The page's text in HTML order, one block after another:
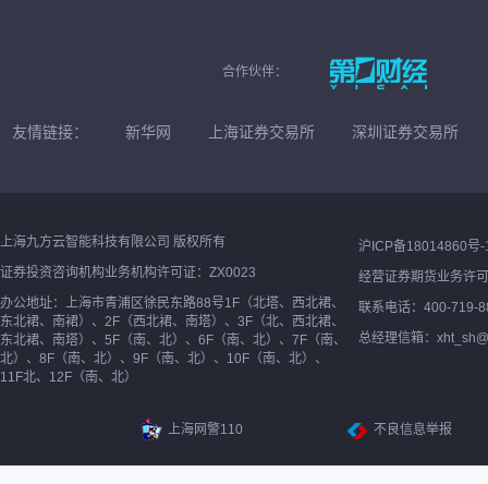
合作伙伴：
友情链接： 新华网 上海证券交易所 深圳证券交易所
上海九方云智能科技有限公司 版权所有
证券投资咨询机构业务机构许可证：ZX0023
办公地址：上海市青浦区徐民东路88号1F（北塔、西北裙、
东北裙、南裙）、2F（西北裙、南塔）、3F（北、西北裙、
东北裙、南塔）、5F（南、北）、6F（南、北）、7F（南、
北）、8F（南、北）、9F（南、北）、10F（南、北）、
11F北、12F（南、北）
沪ICP备18014860号-
经营证券期货业务许
联系电话：400-719-
总经理信箱：
上海网警110 不良信息举报